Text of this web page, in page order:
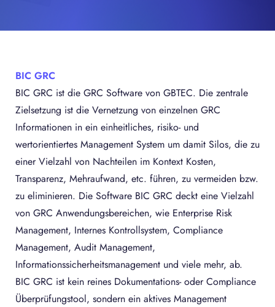
BIC GRC
BIC GRC ist die GRC Software von GBTEC. Die zentrale
Zielsetzung ist die Vernetzung von einzelnen GRC
Informationen in ein einheitliches, risiko- und
wertorientiertes Management System um damit Silos, die zu
einer Vielzahl von Nachteilen im Kontext Kosten,
Transparenz, Mehraufwand, etc. führen, zu vermeiden bzw.
zu eliminieren. Die Software BIC GRC deckt eine Vielzahl
von GRC Anwendungsbereichen, wie Enterprise Risk
Management, Internes Kontrollsystem, Compliance
Management, Audit Management,
Informationssicherheitsmanagement und viele mehr, ab.
BIC GRC ist kein reines Dokumentations- oder Compliance
Überprüfungstool, sondern ein aktives Management